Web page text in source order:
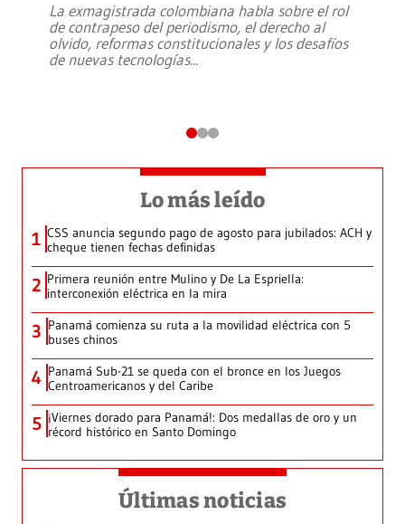
La exmagistrada colombiana habla sobre el rol
de contrapeso del periodismo, el derecho al
olvido, reformas constitucionales y los desafíos
de nuevas tecnologías...
Lo más leído
1 CSS anuncia segundo pago de agosto para jubilados: ACH y
cheque tienen fechas definidas
2 Primera reunión entre Mulino y De La Espriella:
interconexión eléctrica en la mira
3 Panamá comienza su ruta a la movilidad eléctrica con 5
buses chinos
4 Panamá Sub-21 se queda con el bronce en los Juegos
Centroamericanos y del Caribe
5 ¡Viernes dorado para Panamá!: Dos medallas de oro y un
récord histórico en Santo Domingo
Últimas noticias